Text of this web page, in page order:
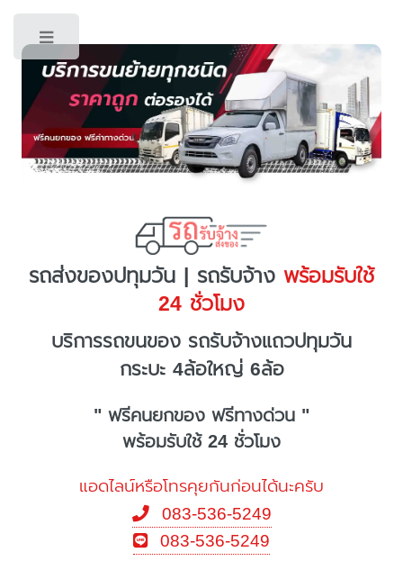
รถส่งของปทุมวัน | รถรับจ้าง พร้อมรับใช้
24 ชั่วโมง
บริการรถขนของ รถรับจ้างแถวปทุมวัน
กระบะ 4ล้อใหญ่ 6ล้อ
" ฟรีคนยกของ ฟรีทางด่วน "
พร้อมรับใช้ 24 ชั่วโมง
แอดไลน์หรือโทรคุยกันก่อนได้นะครับ
083-536-5249
083-536-5249
Toggle